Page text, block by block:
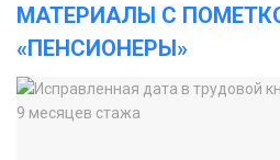
МАТЕРИАЛЫ С
«ПЕНСИОНЕРЫ»